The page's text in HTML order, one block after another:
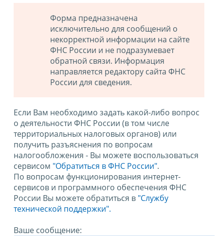
Форма предназначена
исключительно для сообщений о
некорректной информации на сайте
ФНС России и не подразумевает
обратной связи. Информация
направляется редактору сайта ФНС
России для сведения.
Если Вам необходимо задать какой-либо вопрос
о деятельности ФНС России (в том числе
территориальных налоговых органов) или
получить разъяснения по вопросам
налогообложения - Вы можете воспользоваться
сервисом "Обратиться в ФНС России".
По вопросам функционирования интернет-
сервисов и программного обеспечения ФНС
России Вы можете обратиться в "Службу
технической поддержки".
Ваше сообщение: